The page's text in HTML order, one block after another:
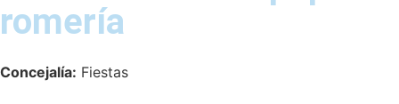
romería
Concejalía: Fiestas